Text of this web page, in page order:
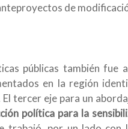
de
públicas también
en la región
tercer eje para un
política para la